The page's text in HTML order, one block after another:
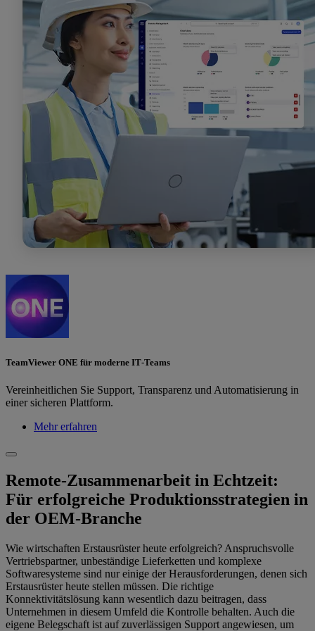
TeamViewer ONE für moderne IT‐Teams
Vereinheitlichen Sie Support, Transparenz und Automatisierung in
einer sicheren Plattform.
Mehr erfahren
Remote-Zusammenarbeit in Echtzeit:
Für erfolgreiche Produktionsstrategien in
der OEM-Branche
Wie wirtschaften Erstausrüster heute erfolgreich? Anspruchsvolle
Vertriebspartner, unbeständige Lieferketten und komplexe
Softwaresysteme sind nur einige der Herausforderungen, denen sich
Erstausrüster heute stellen müssen. Die richtige
Konnektivitätslösung kann wesentlich dazu beitragen, dass
Unternehmen in diesem Umfeld die Kontrolle behalten. Auch die
eigene Belegschaft ist auf zuverlässigen Support angewiesen, um